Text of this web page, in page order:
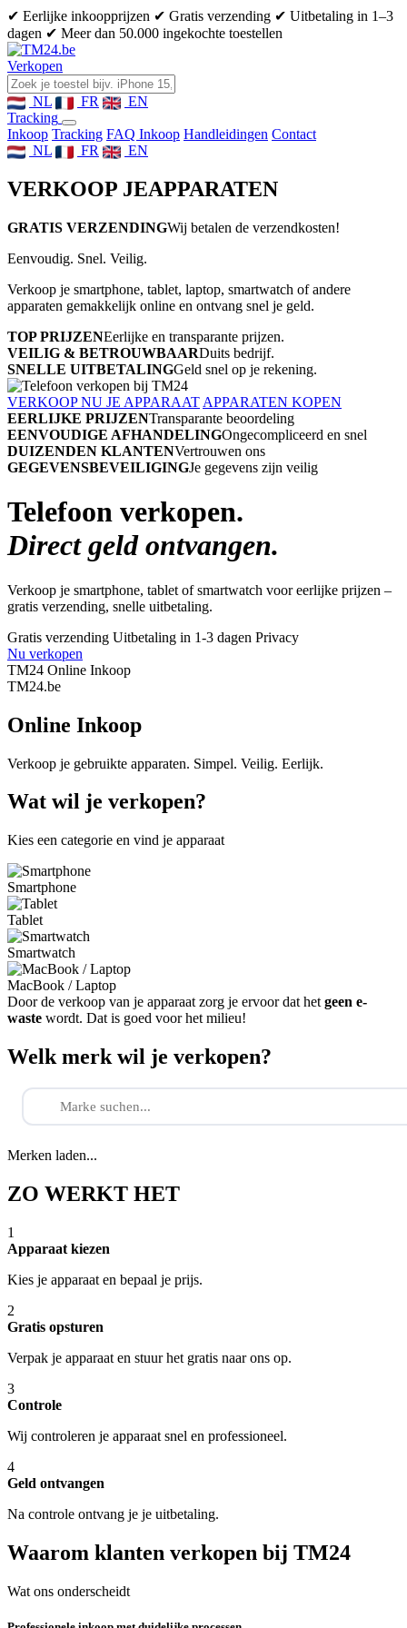
✔ Eerlijke inkoopprijzen ✔ Gratis verzending ✔ Uitbetaling in 1–3
dagen ✔ Meer dan 50.000 ingekochte toestellen
Verkopen
NL FR
EN
Tracking
Inkoop Tracking FAQ Inkoop Handleidingen Contact
NL
FR EN
VERKOOP JEAPPARATEN
GRATIS VERZENDINGWij betalen de verzendkosten!
Eenvoudig. Snel. Veilig.
Verkoop je smartphone, tablet, laptop, smartwatch of andere
apparaten gemakkelijk online en ontvang snel je geld.
TOP PRIJZENEerlijke en transparante prijzen.
VEILIG & BETROUWBAARDuits bedrijf.
SNELLE UITBETALINGGeld snel op je rekening.
VERKOOP NU JE APPARAAT APPARATEN KOPEN
EERLIJKE PRIJZENTransparante beoordeling
EENVOUDIGE AFHANDELINGOngecompliceerd en snel
DUIZENDEN KLANTENVertrouwen ons
GEGEVENSBEVEILIGINGJe gegevens zijn veilig
Telefoon verkopen.
Direct geld ontvangen.
Verkoop je smartphone, tablet of smartwatch voor eerlijke prijzen –
gratis verzending, snelle uitbetaling.
Gratis verzending Uitbetaling in 1-3 dagen Privacy
Nu verkopen
TM24 Online Inkoop
TM24.be
Online Inkoop
Verkoop je gebruikte apparaten. Simpel. Veilig. Eerlijk.
Wat wil je verkopen?
Kies een categorie en vind je apparaat
Smartphone
Tablet
Smartwatch
MacBook / Laptop
Door de verkoop van je apparaat zorg je ervoor dat het geen e-
waste wordt. Dat is goed voor het milieu!
Welk merk wil je verkopen?
Merken laden...
ZO WERKT HET
1
Apparaat kiezen
Kies je apparaat en bepaal je prijs.
2
Gratis opsturen
Verpak je apparaat en stuur het gratis naar ons op.
3
Controle
Wij controleren je apparaat snel en professioneel.
4
Geld ontvangen
Na controle ontvang je je uitbetaling.
Waarom klanten verkopen bij TM24
Wat ons onderscheidt